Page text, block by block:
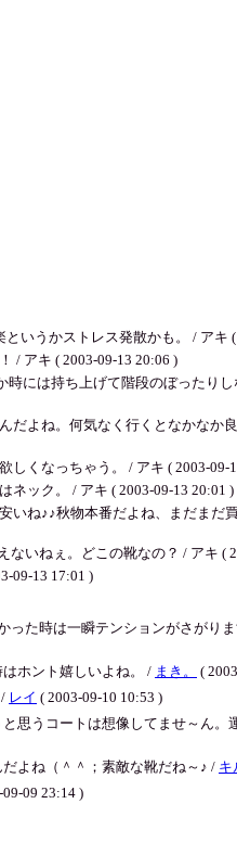
いうかストレス発散かも。 / アキ (
/ アキ ( 2003-09-13 20:06 )
には持ち上げて階段のぼったり
よね。何気なく行くとなかなか
くなっちゃう。 / アキ ( 2003-09-
ック。 / アキ ( 2003-09-13 20:01 )
ね♪♪秋物本番だよね、まだまだ
いねぇ。どこの靴なの？ / アキ (
09-13 17:01 )
った時は一瞬テンションがさがり
ホント嬉しいよね。 / まき。
(
レイ ( 2003-09-10 10:53 )
思うコートは想像してませ～ん。
よね（＾＾；素敵な靴だね～♪ / キ
09-09 23:14 )